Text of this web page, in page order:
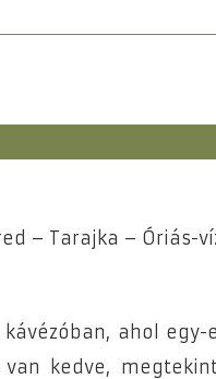
– Tarajka – Óriás-
ahol
kedve,